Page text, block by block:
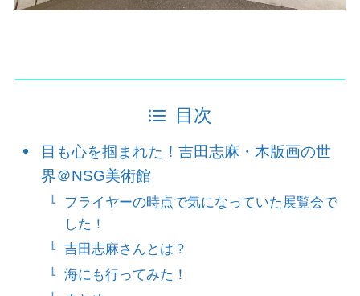
目次
目も心を掴まれた！吉田志麻・木版画の世
界＠NSG美術館
フライヤーの時点で気になっていた展覧会で
した！
吉田志麻さんとは？
海にも行ってみた！